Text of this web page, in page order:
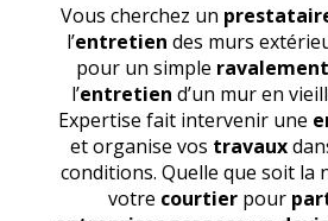
Vous cherchez un
l’entretien des murs
pour un simple
l’entretien d’un mur en
Expertise fait intervenir une
et organise vos travaux
conditions. Quelle que soit la
votre courtier pour